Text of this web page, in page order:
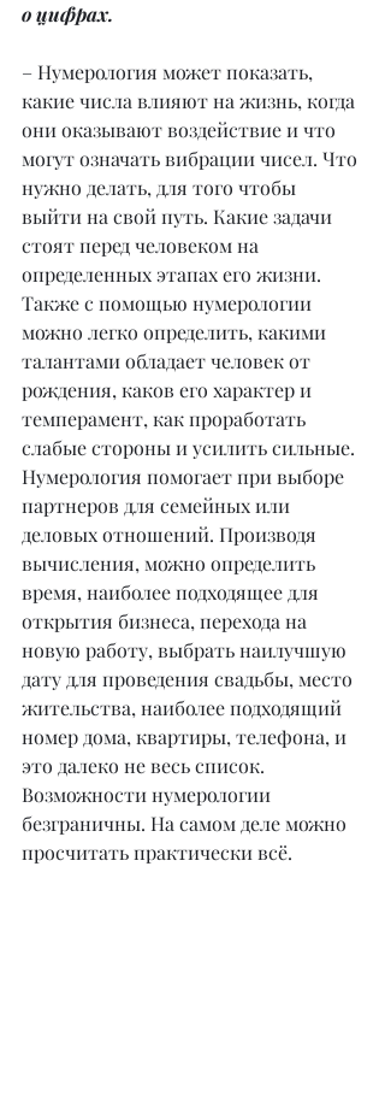
о цифрах.
– Нумерология может показать,
какие числа влияют на жизнь, когда
они оказывают воздействие и что
могут означать вибрации чисел. Что
нужно делать, для того чтобы
выйти на свой путь. Какие задачи
стоят перед человеком на
определенных этапах его жизни.
Также с помощью нумерологии
можно легко определить, какими
талантами обладает человек от
рождения, каков его характер и
темперамент, как проработать
слабые стороны и усилить сильные.
Нумерология помогает при выборе
партнеров для семейных или
деловых отношений. Производя
вычисления, можно определить
время, наиболее подходящее для
открытия бизнеса, перехода на
новую работу, выбрать наилучшую
дату для проведения свадьбы, место
жительства, наиболее подходящий
номер дома, квартиры, телефона, и
это далеко не весь список.
Возможности нумерологии
безграничны. На самом деле можно
просчитать практически всё.